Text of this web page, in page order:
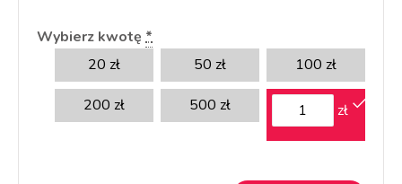
Wybierz kwotę *
20 zł 50 zł 100 zł
200 zł 500 zł zł